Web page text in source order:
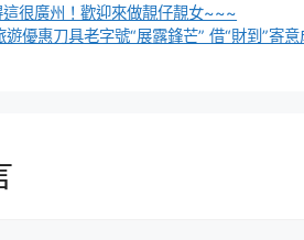
很廣州！歡迎來做靚仔靚女~~~
優惠刀具老字號“展露鋒芒” 借“財到”寄